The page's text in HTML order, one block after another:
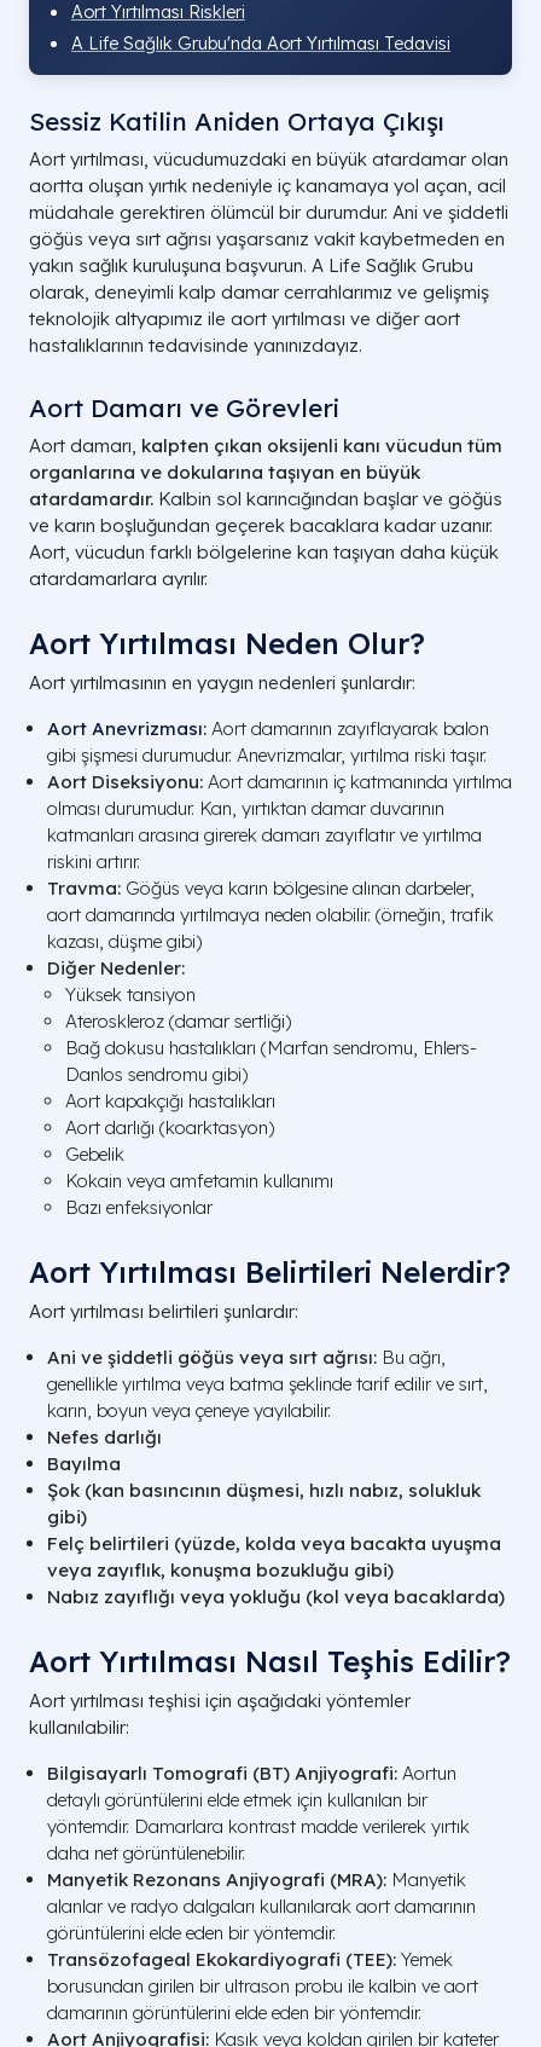
Aort Yırtılması Riskleri
A Life Sağlık Grubu'nda Aort Yırtılması Tedavisi
Sessiz Katilin Aniden Ortaya Çıkışı
Aort yırtılması, vücudumuzdaki en büyük atardamar olan
aortta oluşan yırtık nedeniyle iç kanamaya yol açan, acil
müdahale gerektiren ölümcül bir durumdur. Ani ve şiddetli
göğüs veya sırt ağrısı yaşarsanız vakit kaybetmeden en
yakın sağlık kuruluşuna başvurun. A Life Sağlık Grubu
olarak, deneyimli kalp damar cerrahlarımız ve gelişmiş
teknolojik altyapımız ile aort yırtılması ve diğer aort
hastalıklarının tedavisinde yanınızdayız.
Aort Damarı ve Görevleri
Aort damarı, kalpten çıkan oksijenli kanı vücudun tüm
organlarına ve dokularına taşıyan en büyük
atardamardır. Kalbin sol karıncığından başlar ve göğüs
ve karın boşluğundan geçerek bacaklara kadar uzanır.
Aort, vücudun farklı bölgelerine kan taşıyan daha küçük
atardamarlara ayrılır.
Aort Yırtılması Neden Olur?
Aort yırtılmasının en yaygın nedenleri şunlardır:
Aort Anevrizması: Aort damarının zayıflayarak balon
gibi şişmesi durumudur. Anevrizmalar, yırtılma riski taşır.
Aort Diseksiyonu: Aort damarının iç katmanında yırtılma
olması durumudur. Kan, yırtıktan damar duvarının
katmanları arasına girerek damarı zayıflatır ve yırtılma
riskini artırır.
Travma: Göğüs veya karın bölgesine alınan darbeler,
aort damarında yırtılmaya neden olabilir. (örneğin, trafik
kazası, düşme gibi)
Diğer Nedenler:
Yüksek tansiyon
Ateroskleroz (damar sertliği)
Bağ dokusu hastalıkları (Marfan sendromu, Ehlers-
Danlos sendromu gibi)
Aort kapakçığı hastalıkları
Aort darlığı (koarktasyon)
Gebelik
Kokain veya amfetamin kullanımı
Bazı enfeksiyonlar
Aort Yırtılması Belirtileri Nelerdir?
Aort yırtılması belirtileri şunlardır:
Ani ve şiddetli göğüs veya sırt ağrısı: Bu ağrı,
genellikle yırtılma veya batma şeklinde tarif edilir ve sırt,
karın, boyun veya çeneye yayılabilir.
Nefes darlığı
Bayılma
Şok (kan basıncının düşmesi, hızlı nabız, solukluk
gibi)
Felç belirtileri (yüzde, kolda veya bacakta uyuşma
veya zayıflık, konuşma bozukluğu gibi)
Nabız zayıflığı veya yokluğu (kol veya bacaklarda)
Aort Yırtılması Nasıl Teşhis Edilir?
Aort yırtılması teşhisi için aşağıdaki yöntemler
kullanılabilir:
Bilgisayarlı Tomografi (BT) Anjiyografi: Aortun
detaylı görüntülerini elde etmek için kullanılan bir
yöntemdir. Damarlara kontrast madde verilerek yırtık
daha net görüntülenebilir.
Manyetik Rezonans Anjiyografi (MRA): Manyetik
alanlar ve radyo dalgaları kullanılarak aort damarının
görüntülerini elde eden bir yöntemdir.
Transözofageal Ekokardiyografi (TEE): Yemek
borusundan girilen bir ultrason probu ile kalbin ve aort
damarının görüntülerini elde eden bir yöntemdir.
Aort Anjiyografisi: Kasık veya koldan girilen bir kateter